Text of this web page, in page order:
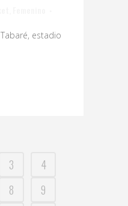
estadio
3
4
8
9